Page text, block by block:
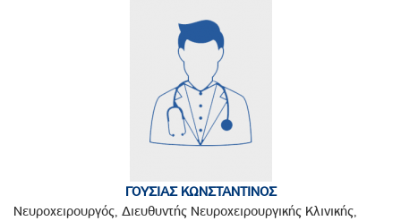
ΓΟΥΣΙΑΣ ΚΩΝΣΤΑΝΤΙΝΟΣ
Νευροχειρουργός, Διευθυντής Νευροχειρουργικής Κλινικής,